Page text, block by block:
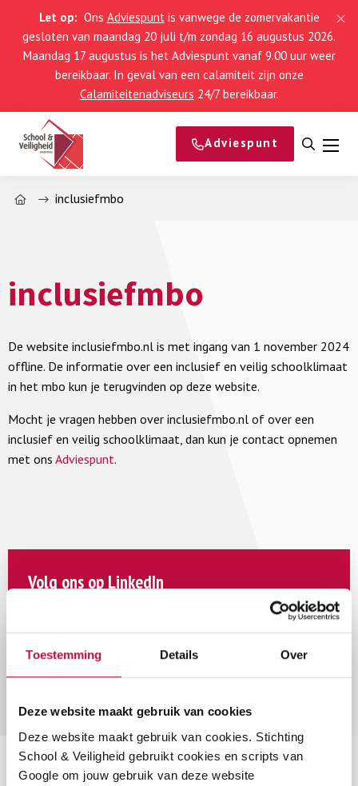
Toestemming Details Over
Deze website maakt gebruik van cookies
Deze website maakt gebruik van cookies. Stichting
School & Veiligheid gebruikt cookies en scripts van
Google om jouw gebruik van deze website
Let op: Ons Adviespuntis vanwege de zomervakantie
gesloten van maandag 20 juli t/m zondag 16 augustus 2026.
Maandag 17 augustus is het Adviespunt vanaf 9.00 uur weer
bereikbaar. In geval van een calamiteit zijn onze
Calamiteitenadviseurs 24/7 bereikbaar.
Adviespunt
Open
Home inclusiefmbo
inclusiefmbo
De website inclusiefmbo.nl is met ingang van 1 november 2024
offline. De informatie over een inclusief en veilig schoolklimaat
in het mbo kun je terugvinden op deze website.
Mocht je vragen hebben over inclusiefmbo.nl of over een
inclusief en veilig schoolklimaat, dan kun je contact opnemen
met ons Adviespunt.
Volg ons op LinkedIn
volgen ons op
LinkedIn!
Wil jij ook op de hoogte blijven van de actuele
onderwijs? Volg ons dan op LinkedIn!
Volg ons op LinkedIn